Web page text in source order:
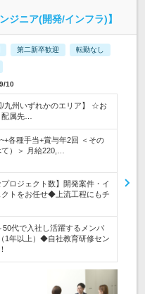
ジニア(開発/インフラ)】
第二新卒歓迎 転勤なし
10
/九州いずれかのエリア】 ☆お
属先…
各種手当+賞与年2回 ＜その
）＞ 月給220,…
ロジェクト数】開発案件・イ
トをお任せ◆上流工程にもチ
50代で入社し活躍するメンバ
1年以上）◆自社教育研修セン